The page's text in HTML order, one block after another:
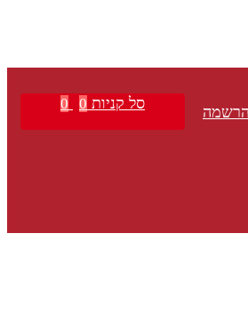
סל קניות 0
0